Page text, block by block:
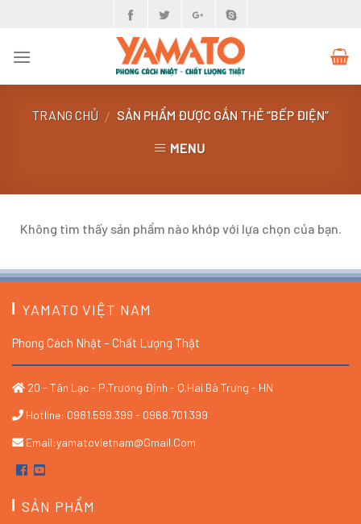
content
TRANG CHỦ / SẢN PHẨM ĐƯỢC GẮN THẺ “BẾP ĐIỆN”
MENU
Không tìm thấy sản phẩm nào khớp với lựa chọn của bạn.
YAMATO VIỆT NAM
Phong Cách Nhật – Chất Lượng Thật
20 - Tân Lạc - P.Trương Định - Q.Hai Bà Trưng - HN
Hotline: 0981.599.399 - 0968.701.399
Email:yamatovietnam@gmail.com
SẢN PHẨM